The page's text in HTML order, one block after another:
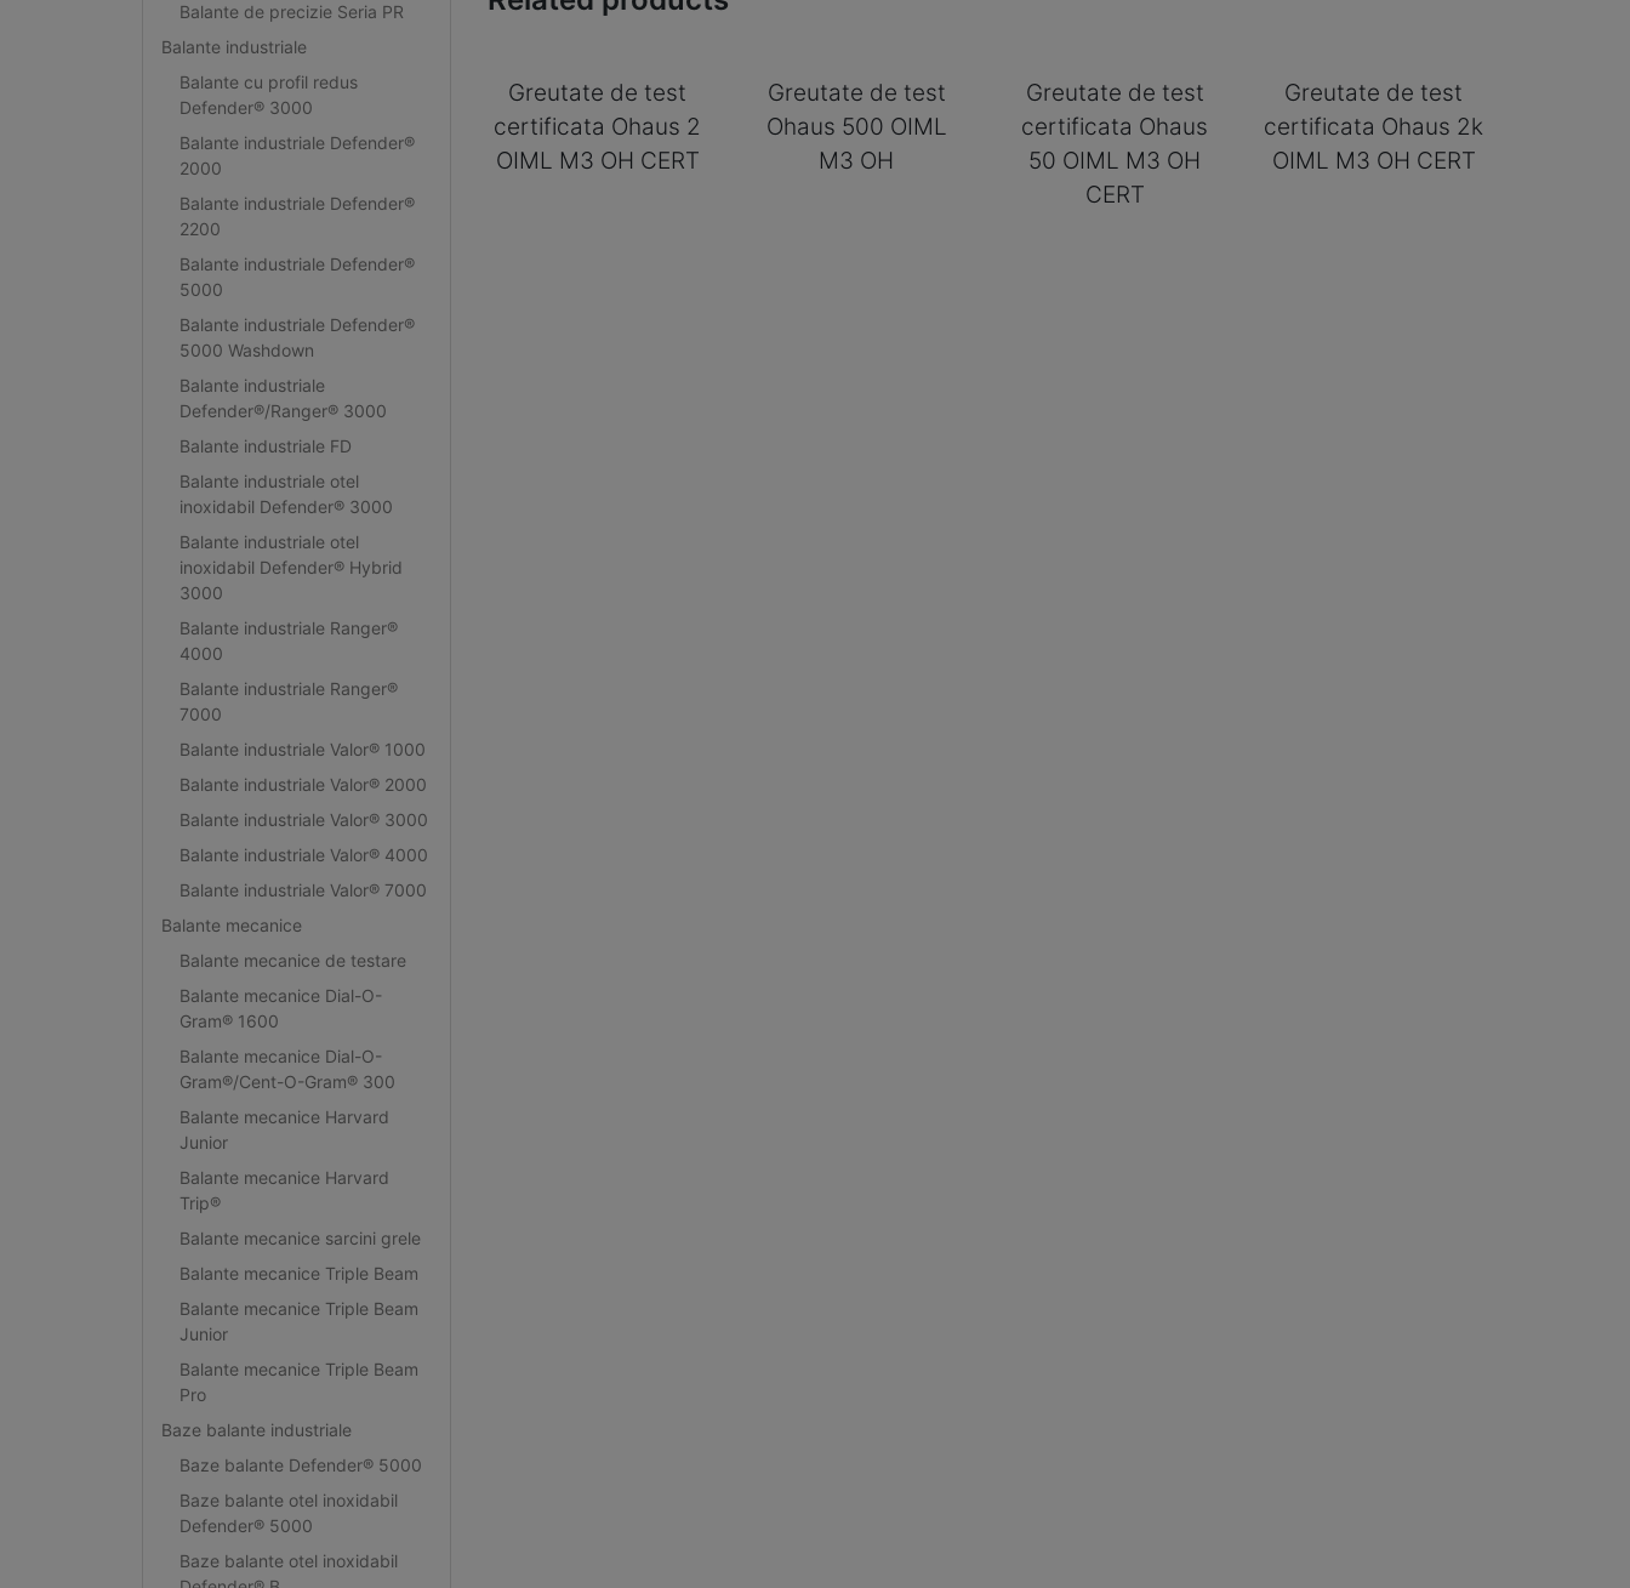
Balante de precizie Seria PR
Balante industriale
Balante cu profil redus
Defender® 3000
Balante industriale Defender®
2000
Balante industriale Defender®
2200
Balante industriale Defender®
5000
Balante industriale Defender®
5000 Washdown
Balante industriale
Defender®/Ranger® 3000
Balante industriale FD
Balante industriale otel
inoxidabil Defender® 3000
Balante industriale otel
inoxidabil Defender® Hybrid
3000
Balante industriale Ranger®
4000
Balante industriale Ranger®
7000
Balante industriale Valor® 1000
Balante industriale Valor® 2000
Balante industriale Valor® 3000
Balante industriale Valor® 4000
Balante industriale Valor® 7000
Balante mecanice
Balante mecanice de testare
Balante mecanice Dial-O-
Gram® 1600
Balante mecanice Dial-O-
Gram®/Cent-O-Gram® 300
Balante mecanice Harvard
Junior
Balante mecanice Harvard
Trip®
Balante mecanice sarcini grele
Balante mecanice Triple Beam
Balante mecanice Triple Beam
Junior
Balante mecanice Triple Beam
Pro
Baze balante industriale
Baze balante Defender® 5000
Baze balante otel inoxidabil
Defender® 5000
Baze balante otel inoxidabil
Greutate de test
certificata Ohaus 2
OIML M3 OH CERT
Greutate de test
Ohaus 500 OIML
M3 OH
Greutate de test
certificata Ohaus
50 OIML M3 OH
CERT
Greutate de test
certificata Ohaus 2k
OIML M3 OH CERT